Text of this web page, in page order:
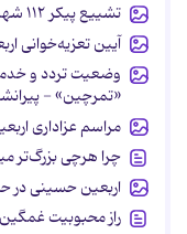
تشییع پیکر ۱۱۲ شهید در غزه پس از ۳ سال زیر آوار ماندن
آیین تعزیه‌خوانی
وضعیت تردد و
«تمرچین» -
مراسم عزاداری
چرا هرچی بزرگ‌تر
اربعین حسینی در
راز محبوبیت